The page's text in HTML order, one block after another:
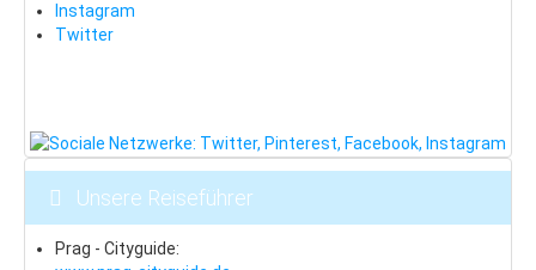
Kontakt
Reservierung
Instagram
Twitter
Unsere Reiseführer
Prag - Cityguide: